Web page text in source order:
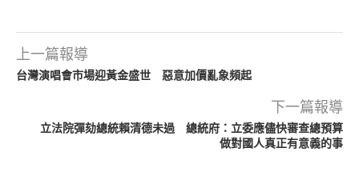
上一篇報導
台灣演唱會市場迎黃金盛世 惡意加價亂象頻起
下一篇報導
立法院彈劾總統賴清德未過 總統府：立委應儘快審查總預算
做對國人真正有意義的事